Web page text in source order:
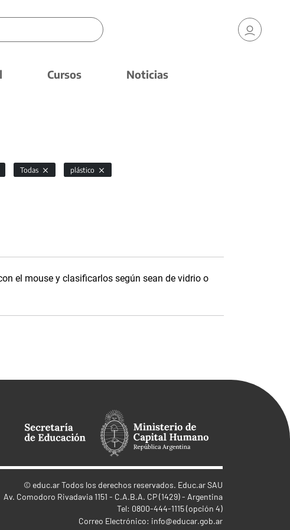
Cursos Noticias
Todas plástico
el mouse y clasificarlos según sean de vidrio o
© educ.arTodos los derechos reservados. Educ.ar SAU
Av. Comodoro Rivadavia 1151 - C.A.B.A. CP (1429) - Argentina
Tel: 0800-444-1115 (opción 4)
Correo Electrónico: info@educar.gob.ar